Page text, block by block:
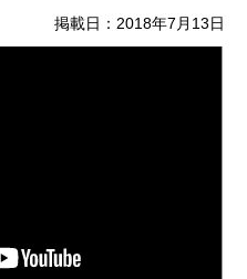
掲載日：2018年7月13日